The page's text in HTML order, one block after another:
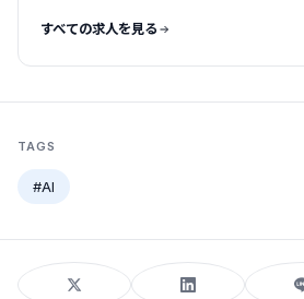
すべての求人を見る
TAGS
#AI